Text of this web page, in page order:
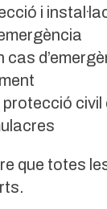
i
cas
civil
que totes